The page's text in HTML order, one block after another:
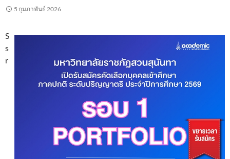
5 กุมภาพันธ์ 2026
S
s
r